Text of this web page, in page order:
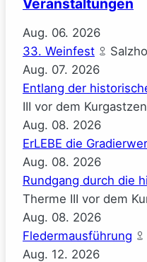
Aug. 06. 2026
33. Weinfest
Aug. 07. 2026
Entlang der
III vor dem
Aug. 08. 2026
ErLEBE die
Aug. 08. 2026
Rundgang durch die
Therme III vor dem
Aug. 08. 2026
Fledermausführung
Aug. 12. 2026